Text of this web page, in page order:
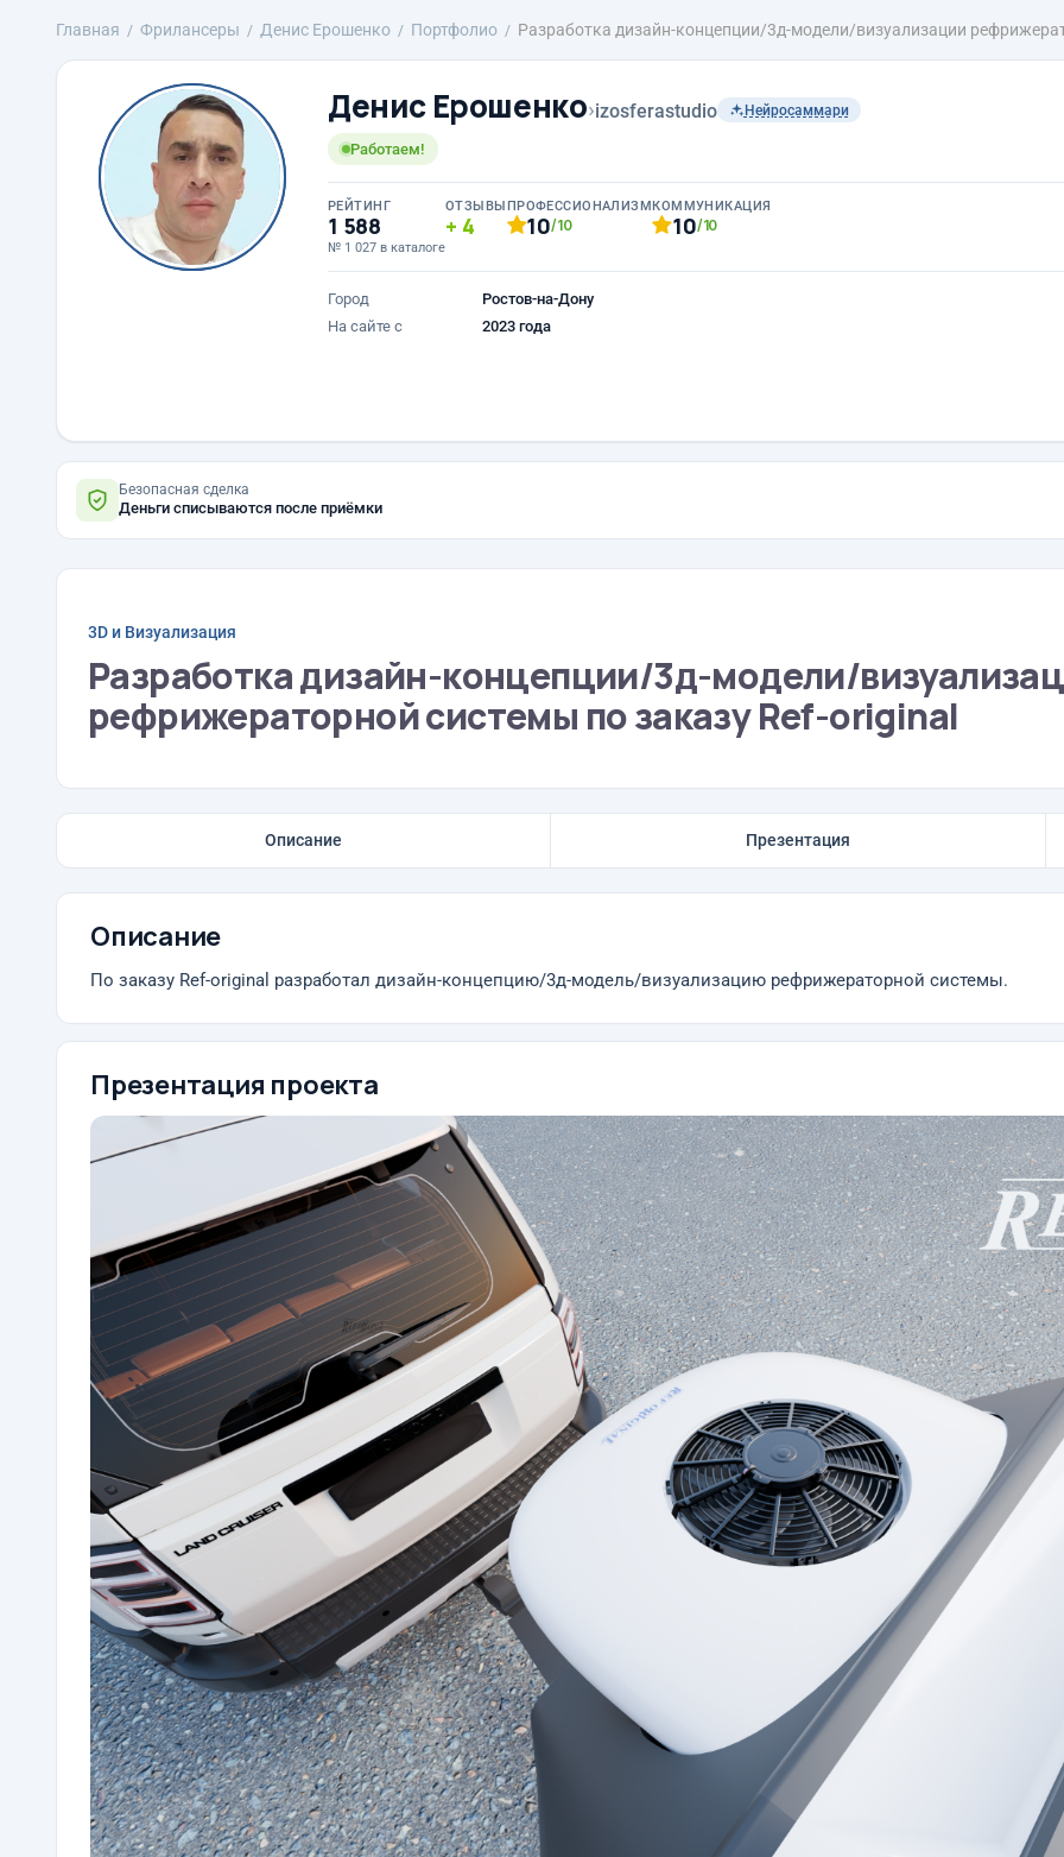
Главная Фрилансеры Денис Ерошенко Портфолио Разработка дизайн-концепции/3д-модели/визуализации
Денис Ерошенко›izosferastudio Нейросаммари
Работаем!
РЕЙТИНГ
1 588
№ 1 027 в каталоге
ОТЗЫВЫ
4
ПРОФЕССИОНАЛИЗМ
10/10
КОММУНИКАЦИЯ
10/10
Город
Ростов-на-Дону
На сайте с
2023 года
Безопасная сделка
Деньги списываются после приёмки
3D и Визуализация
Разработка дизайн-концепции/3д-модели/
рефрижераторной системы по заказу Ref-original
Описание Презентация
Описание
По заказу Ref-original разработал дизайн-концепцию/3д-модель/визуализацию рефрижераторной системы.
Презентация проекта